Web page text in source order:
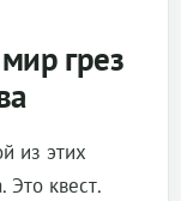
грез
из этих
квест.